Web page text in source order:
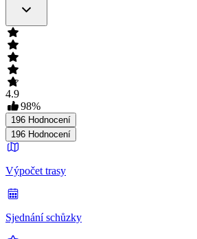
4.9
98%
196 Hodnocení
196 Hodnocení
Výpočet trasy
Sjednání schůzky